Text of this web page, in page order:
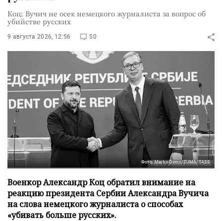
Коц: Вучич не осек немецкого журналиста за вопрос об
убийстве русских
9 августа 2026, 12:56 50
Фото: Marko Dimic/ZUMA/TASS
Военкор Александр Коц обратил внимание на
реакцию президента Сербии Александра Вучича
на слова немецкого журналиста о способах
«убивать больше русских».